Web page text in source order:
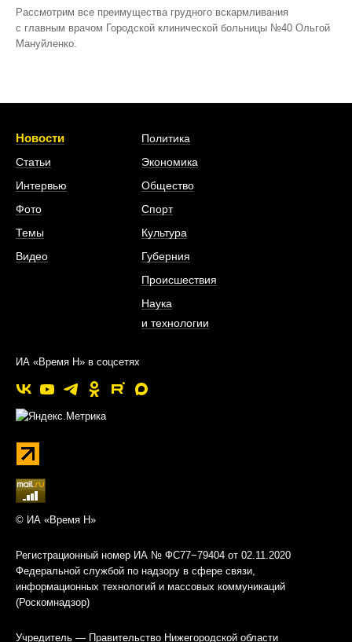
Рассмотрим все преимущества грудного вскармливания
с главным врачом Городской клинической больницы №40 Ольгой
Мануйленко.
Новости
Статьи
Интервью
Фото
Темы
Видео
Политика
Экономика
Общество
Спорт
Культура
Губерния
Происшествия
Наука
и технологии
ИА «Время Н» в соцсетях
© ИА «Время Н»
Регистрационный номер ИА № ФС77−79404 от 02.11.2020
Федеральной службой по надзору в сфере связи,
информационных технологий и массовых коммуникаций
(Роскомнадзор)
Учредитель — Правительство Нижегородской области